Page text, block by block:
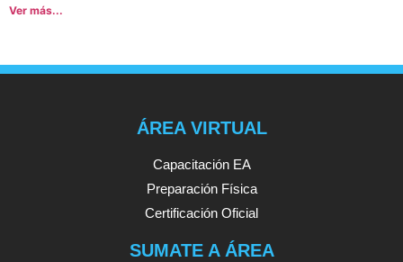
Ver más...
ÁREA VIRTUAL
Capacitación EA
Preparación Física
Certificación Oficial
SUMATE A ÁREA